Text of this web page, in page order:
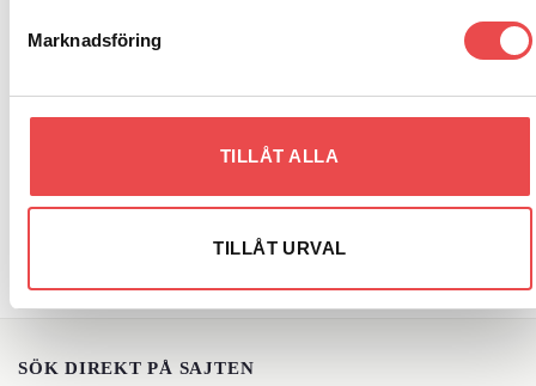
Marknadsföring
TILLÅT ALLA
TILLÅT URVAL
LÄGG TILL I VARUKORG
SÖK DIREKT PÅ SAJTEN